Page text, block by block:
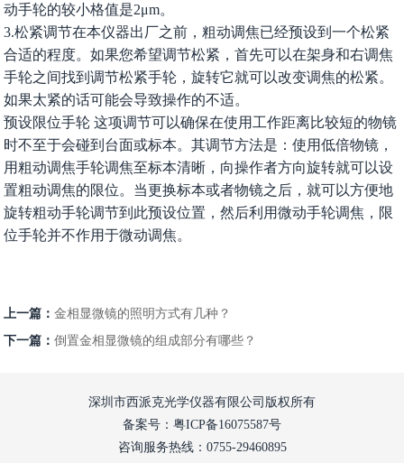
动手轮的较小格值是2μm。
3.松紧调节在本仪器出厂之前，粗动调焦已经预设到一个松紧
合适的程度。如果您希望调节松紧，首先可以在架身和右调焦
手轮之间找到调节松紧手轮，旋转它就可以改变调焦的松紧。
如果太紧的话可能会导致操作的不适。
预设限位手轮 这项调节可以确保在使用工作距离比较短的物镜
时不至于会碰到台面或标本。其调节方法是：使用低倍物镜，
用粗动调焦手轮调焦至标本清晰，向操作者方向旋转就可以设
置粗动调焦的限位。当更换标本或者物镜之后，就可以方便地
旋转粗动手轮调节到此预设位置，然后利用微动手轮调焦，限
位手轮并不作用于微动调焦。
上一篇：金相显微镜的照明方式有几种？
下一篇：倒置金相显微镜的组成部分有哪些？
深圳市西派克光学仪器有限公司版权所有
备案号：粤ICP备16075587号
咨询服务热线：0755-29460895